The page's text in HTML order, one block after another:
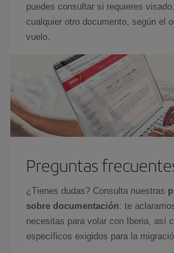
puedes consultar si requieres
cualquier otro documento, según el
vuelo.
Preguntas
¿Tienes dudas? Consulta nuestras
sobre documentación: te
necesitas para volar con Iberia, así
específicos exigidos para la